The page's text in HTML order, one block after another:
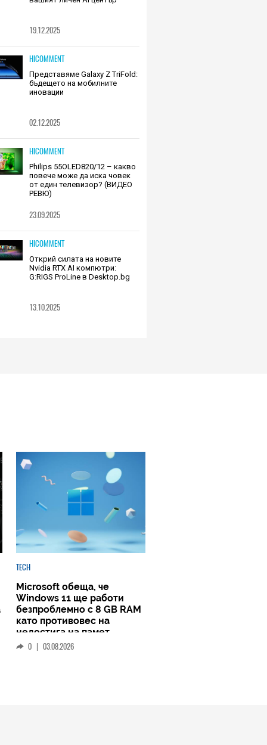
19.12.2025
HICOMMENT
Представяме Galaxy Z TriFold:
бъдещето на мобилните
иновации
02.12.2025
HICOMMENT
Philips 55OLED820/12 – какво
повече може да иска човек
от един телевизор? (ВИДЕО
РЕВЮ)
23.09.2025
HICOMMENT
Открий силата на новите
Nvidia RTX AI компютри:
G:RIGS ProLine в Desktop.bg
13.10.2025
TECH
Microsoft обеща, че
Windows 11 ще работи
безпроблемно с 8 GB RAM
като противовес на
недостига на памет
0 | 03.08.2026